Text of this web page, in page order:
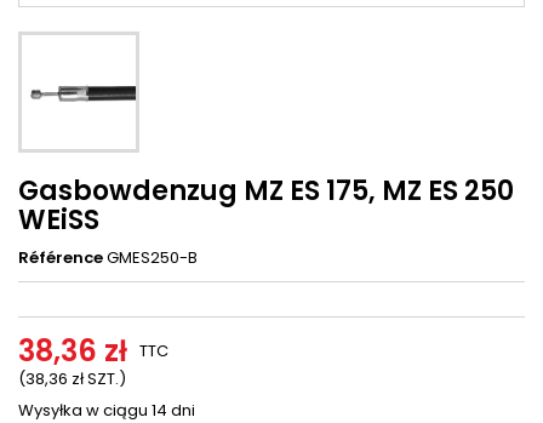
Gasbowdenzug MZ ES 175, MZ ES 250
WEiSS
RéférenceGMES250-B
38,36 zł
(38,36 zł SZT.)
TTC
Wysyłka w ciągu 14 dni